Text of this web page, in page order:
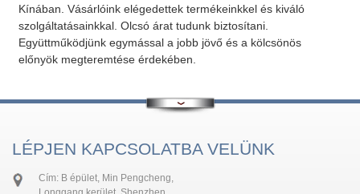
Kínában. Vásárlóink ​​elégedettek termékeinkkel és kiváló
szolgáltatásainkkal. Olcsó árat tudunk biztosítani.
Együttműködjünk egymással a jobb jövő és a kölcsönös
előnyök megteremtése érdekében.
LÉPJEN KAPCSOLATBA VELÜNK
Cím: B épület, Min Pengcheng,